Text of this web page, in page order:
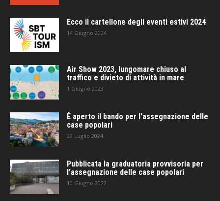
Ecco il cartellone degli eventi estivi 2024
14 Giugno 2024
Air Show 2023, lungomare chiuso al
traffico e divieto di attività in mare
1 Giugno 2023
È aperto il bando per l’assegnazione delle
case popolari
29 Luglio 2024
Pubblicata la graduatoria provvisoria per
l’assegnazione delle case popolari
10 Giugno 2022